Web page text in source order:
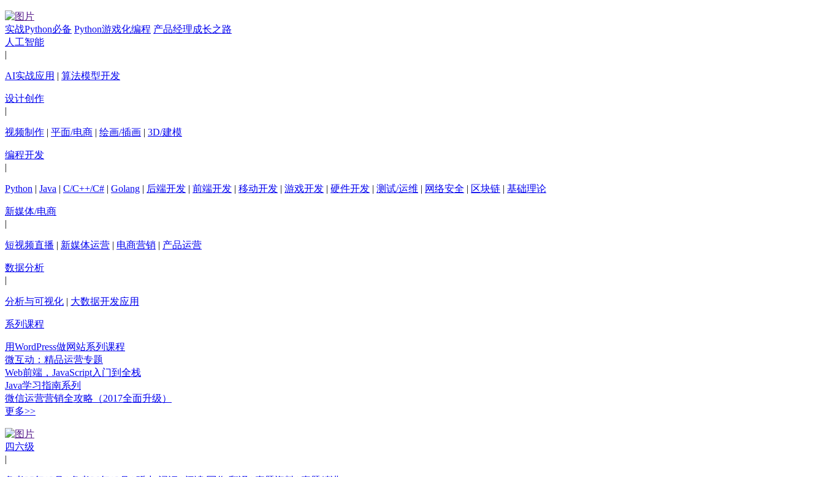
实战Python必备 Python游戏化编程 产品经理成长之路
人工智能
|
AI实战应用 | 算法模型开发
设计创作
|
视频制作 | 平面/电商 | 绘画/插画 | 3D/建模
编程开发
|
Python | Java | C/C++/C# | Golang | 后端开发 | 前端开发 | 移动开发 | 游戏开发 | 硬件开发 | 测试/运维 | 网络安全 | 区块链 | 基础理论
新媒体/电商
|
短视频直播 | 新媒体运营 | 电商营销 | 产品运营
数据分析
|
分析与可视化 | 大数据开发应用
系列课程
用WordPress做网站系列课程
微互动：精品运营专题
Web前端，JavaScript入门到全栈
Java学习指南系列
微信运营营销全攻略（2017全面升级）
更多>>
四六级
|